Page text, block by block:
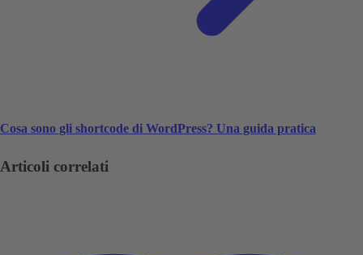
Cosa sono gli shortcode di WordPress? Una guida pratica
Articoli correlati